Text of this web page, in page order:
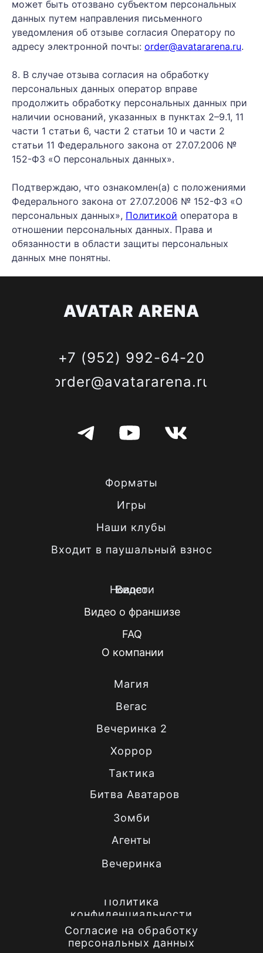
может быть отозвано субъектом персональных
данных путем направления письменного
уведомления об отзыве согласия Оператору по
адресу электронной почты: order@avatararena.ru.
8. В случае отзыва согласия на обработку
персональных данных оператор вправе
продолжить обработку персональных данных при
наличии оснований, указанных в пунктах 2–9.1, 11
части 1 статьи 6, части 2 статьи 10 и части 2
статьи 11 Федерального закона от 27.07.2006 №
152-ФЗ «О персональных данных».
Подтверждаю, что ознакомлен(а) с положениями
Федерального закона от 27.07.2006 № 152-ФЗ «О
персональных данных», Политикой оператора в
отношении персональных данных. Права и
обязанности в области защиты персональных
данных мне понятны.
Вегас
Зомби
Агенты
Вечеринка
Тактика
Хоррор
Битва Аватаров
Магия
Вечеринка 2
Согласие на обработку
персональных данных
Политика
конфиденциальности
FAQ
О компании
Видео о франшизе
Видео
Новости
Игры
Форматы
Входит в паушальный взнос
Наши клубы
+7 (952) 992-64-20
order@avatararena.ru
AVATAR ARENA